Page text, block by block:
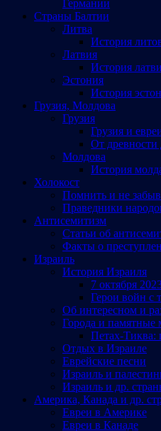
Германии
Страны Балтии
Литва
История
Латвия
История
Эстония
История
Грузия, Молдова
Грузия
Грузия и
От
Молдова
История
Холокост
Помнить и не
Праведники
Антисемитизм
Статьи об
Факты о
Израиль
История Израиля
7 октября
Герои войн с
Об интересном и
Города и памятные
Петах-Тиква:
Отдых в Израиле
Еврейские песни
Израиль и
Израиль и др.
Америка, Канада и др.
Евреи в Америке
Евреи в Канаде